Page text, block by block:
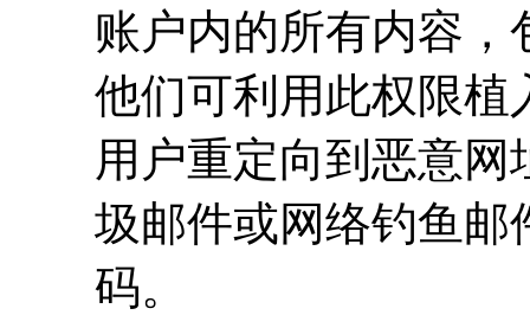
账户内的所有内容
他们可利用此权限植
用户重定向到恶意
圾邮件或网络钓鱼邮
码。